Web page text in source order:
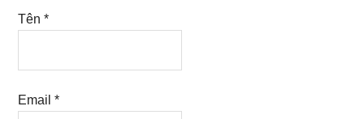
Tên*
Email*